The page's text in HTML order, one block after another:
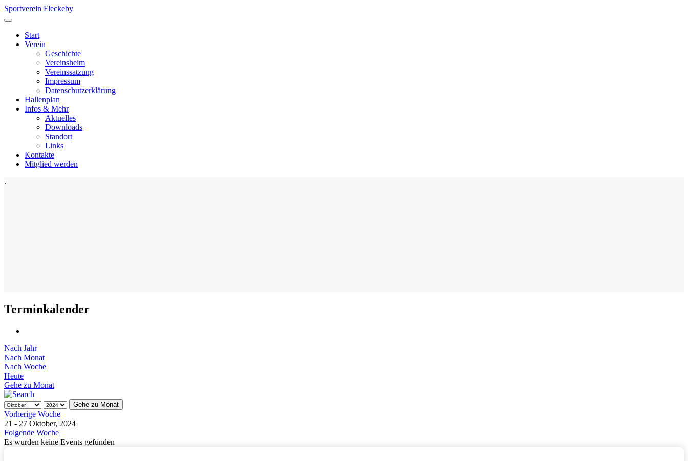
Sportverein Fleckeby
Start
Verein
Geschichte
Vereinsheim
Vereinssatzung
Impressum
Datenschutzerklärung
Hallenplan
Infos & Mehr
Aktuelles
Downloads
Standort
Links
Kontakte
Mitglied werden
.
Terminkalender
Nach Jahr
Nach Monat
Nach Woche
Heute
Gehe zu Monat
Gehe zu Monat
Vorherige Woche
21 - 27 Oktober, 2024
Folgende Woche
Es wurden keine Events gefunden